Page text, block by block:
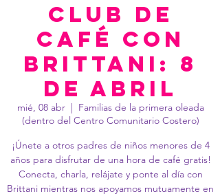
Club de
café con
Brittani: 8
de abril
mié, 08 abr
  |
Familias de la primera oleada
(dentro del Centro Comunitario Costero)
¡Únete a otros padres de niños menores de 4
años para disfrutar de una hora de café gratis!
Conecta, charla, relájate y ponte al día con
Brittani mientras nos apoyamos mutuamente en